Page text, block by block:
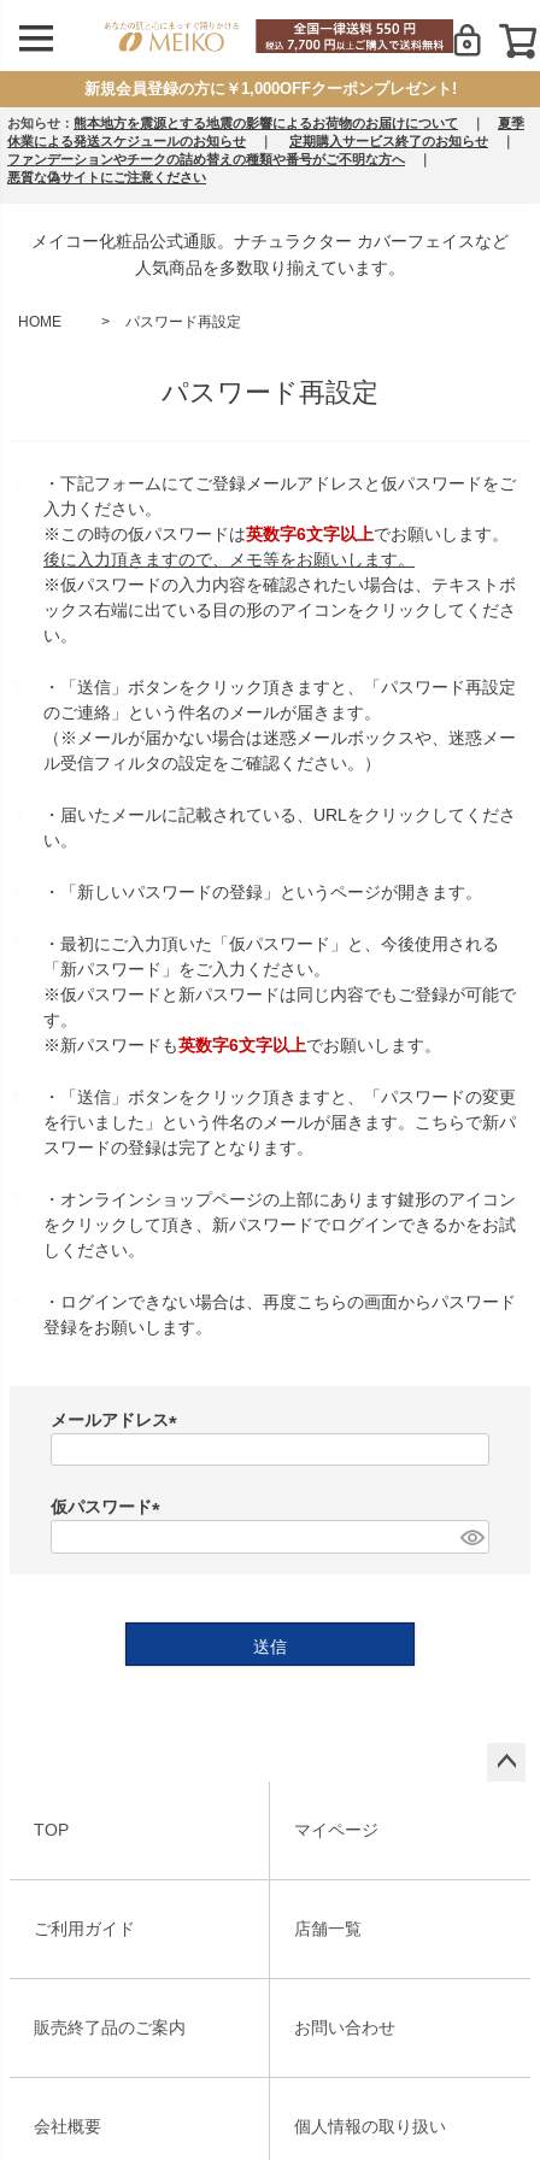
新規会員登録の方に￥1,000OFFクーポンプレゼント!
お知らせ： 熊本地方を震源とする地震の影響によるお荷物のお届けについて ｜ 夏季
休業による発送スケジュールのお知らせ ｜ 定期購入サービス終了のお知らせ ｜
ファンデーションやチークの詰め替えの種類や番号がご不明な方へ｜
悪質な偽サイトにご注意ください
メイコー化粧品公式通販。ナチュラクター カバーフェイスなど
人気商品を多数取り揃えています。
HOME パスワード再設定
パスワード再設定
・下記フォームにてご登録メールアドレスと仮パスワードをご
入力ください。
※この時の仮パスワードは英数字6文字以上でお願いします。
後に入力頂きますので、メモ等をお願いします。
※仮パスワードの入力内容を確認されたい場合は、テキストボ
ックス右端に出ている目の形のアイコンをクリックしてくださ
い。
・「送信」ボタンをクリック頂きますと、「パスワード再設定
のご連絡」という件名のメールが届きます。
（※メールが届かない場合は迷惑メールボックスや、迷惑メー
ル受信フィルタの設定をご確認ください。）
・届いたメールに記載されている、URLをクリックしてくださ
い。
・「新しいパスワードの登録」というページが開きます。
・最初にご入力頂いた「仮パスワード」と、今後使用される
「新パスワード」をご入力ください。
※仮パスワードと新パスワードは同じ内容でもご登録が可能で
す。
※新パスワードも英数字6文字以上でお願いします。
・「送信」ボタンをクリック頂きますと、「パスワードの変更
を行いました」という件名のメールが届きます。こちらで新パ
スワードの登録は完了となります。
・オンラインショップページの上部にあります鍵形のアイコン
をクリックして頂き、新パスワードでログインできるかをお試
しください。
・ログインできない場合は、再度こちらの画面からパスワード
登録をお願いします。
メールアドレス
)
仮パスワード
送信
TOP マイページ
ご利用ガイド 店舗一覧
販売終了品のご案内 お問い合わせ
会社概要 個人情報の取り扱い